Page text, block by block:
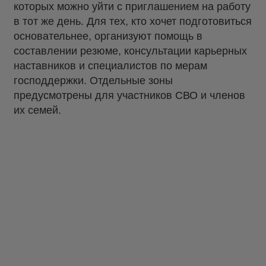
которых можно уйти с приглашением на работу
в тот же день. Для тех, кто хочет подготовиться
основательнее, организуют помощь в
составлении резюме, консультации карьерных
наставников и специалистов по мерам
господдержки. Отдельные зоны
предусмотрены для участников СВО и членов
их семей.